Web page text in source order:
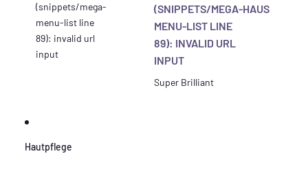
(snippets/mega-
menu-list line
89): invalid url
input
(SNIPPETS/MEGA-
MENU-LIST LINE
89): INVALID URL
INPUT
HAUS
Super Brilliant
Hautpflege